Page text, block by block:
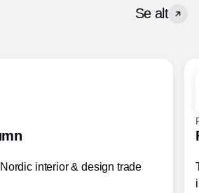
Se alt
interior & design trade